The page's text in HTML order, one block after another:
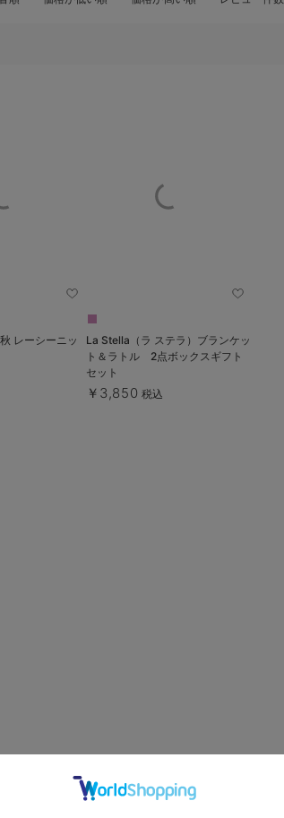
レーシーニッ
La Stella（ラ ステラ）ブランケッ
ト＆ラトル 2点ボックスギフト
セット
￥3,850 税込